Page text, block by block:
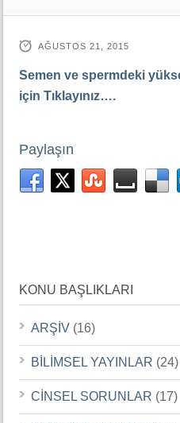
AĞUSTOS 21, 2015
Semen ve spermdeki
için Tıklayınız….
Paylaşın
KONU BAŞLIKLARI
ARŞİV (16)
BİLİMSEL YAYINLAR (24)
CİNSEL SORUNLAR (17)